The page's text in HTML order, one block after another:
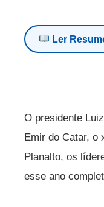
Ler
O presidente
Emir do Catar, o
Planalto, os
esse ano